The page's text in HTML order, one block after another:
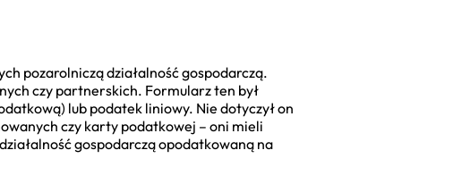
pozarolniczą działalność gospodarczą.
czy partnerskich. Formularz ten był
lub podatek liniowy. Nie dotyczył on
czy karty podatkowej – oni mieli
gospodarczą opodatkowaną na